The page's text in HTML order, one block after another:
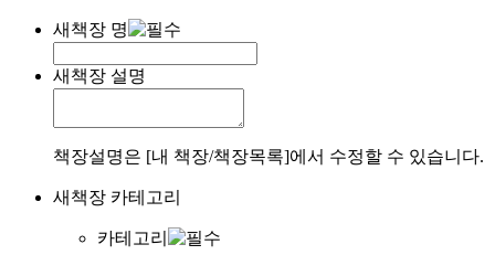
새책장 명
새책장 설명
책장설명은 [내 책장/책장목록]에서 수정할 수 있습니다.
새책장 카테고리
카테고리